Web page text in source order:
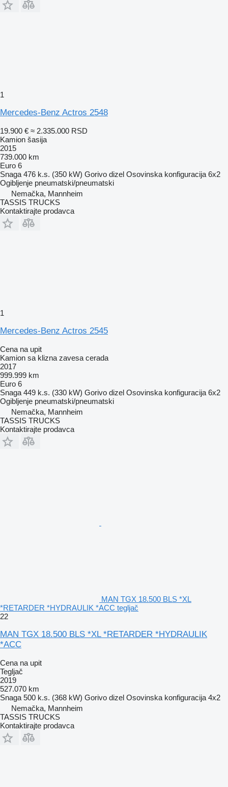
1
Mercedes-Benz Actros 2548
19.900 € ≈ 2.335.000 RSD
Kamion šasija
2015
739.000 km
Euro 6
Snaga 476 k.s. (350 kW) Gorivo dizel Osovinska konfiguracija 6x2
Ogibljenje pneumatski/pneumatski
Nemačka, Mannheim
TASSIS TRUCKS
Kontaktirajte prodavca
1
Mercedes-Benz Actros 2545
Cena na upit
Kamion sa klizna zavesa cerada
2017
999.999 km
Euro 6
Snaga 449 k.s. (330 kW) Gorivo dizel Osovinska konfiguracija 6x2
Ogibljenje pneumatski/pneumatski
Nemačka, Mannheim
TASSIS TRUCKS
Kontaktirajte prodavca
MAN TGX 18.500 BLS *XL
*RETARDER *HYDRAULIK *ACC tegljač
22
MAN TGX 18.500 BLS *XL *RETARDER *HYDRAULIK
*ACC
Cena na upit
Tegljač
2019
527.070 km
Snaga 500 k.s. (368 kW) Gorivo dizel Osovinska konfiguracija 4x2
Nemačka, Mannheim
TASSIS TRUCKS
Kontaktirajte prodavca